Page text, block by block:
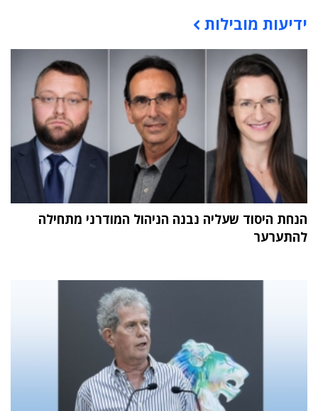
תוכן פרסומי
ידיעות מובילות
הנחת היסוד שעליה נבנה הניהול המודרני מתחילה
להתערער